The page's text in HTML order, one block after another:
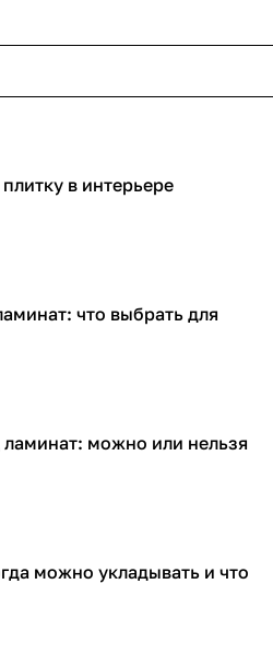
в интерьере
что выбрать для
можно или нельзя
можно укладывать и что